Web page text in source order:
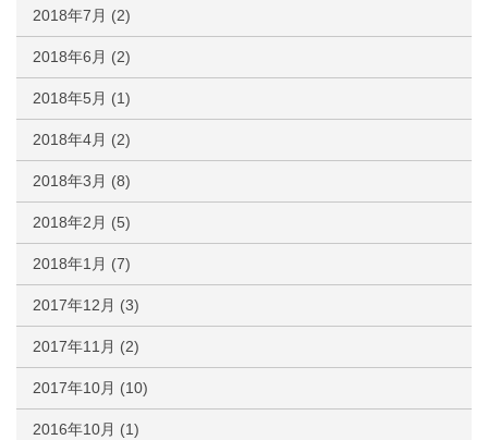
2018年7月 (2)
2018年6月 (2)
2018年5月 (1)
2018年4月 (2)
2018年3月 (8)
2018年2月 (5)
2018年1月 (7)
2017年12月 (3)
2017年11月 (2)
2017年10月 (10)
2016年10月 (1)